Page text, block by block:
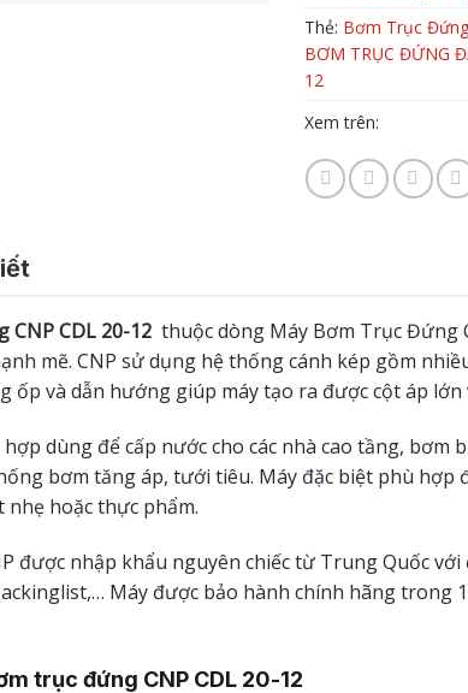
Thẻ: Bơm Trục
BƠM TRỤC ĐỨNG
12
Xem trên:
CNPCDL 20-12 thuộc dòng Máy Bơm Trục Đứng
mẽ. CNP sử dụng hệ thống cánh kép gồm
ốp và dẫn hướng giúp máy tạo ra được cột áp lớn
dùng để cấp nước cho các nhà cao tầng, bơm
bơm tăng áp, tưới tiêu. Máy đặc biệt phù hợp
nhẹ hoặc thực phẩm.
được nhập khẩu nguyên chiếc từ Trung Quốc
Máy được bảo hành chính hãng trong
trục đứng CNP CDL 20-12